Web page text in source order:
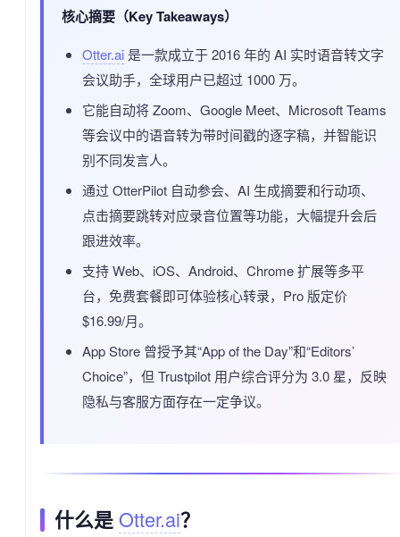
核心摘要（Key Takeaways）
Otter.ai是一款成立于 2016 年的 AI 实时语音转文字
会议助手，全球用户已超过 1000 万。
它能自动将 Zoom、Google Meet、Microsoft Teams
等会议中的语音转为带时间戳的逐字稿，并智能识
别不同发言人。
通过 OtterPilot 自动参会、AI 生成摘要和行动项、
点击摘要跳转对应录音位置等功能，大幅提升会后
跟进效率。
支持 Web、iOS、Android、Chrome 扩展等多平
台，免费套餐即可体验核心转录，Pro 版定价
$16.99/月。
App Store 曾授予其“App of the Day”和“Editors’
Choice”，但 Trustpilot 用户综合评分为 3.0 星，反映
隐私与客服方面存在一定争议。
什么是Otter.ai？